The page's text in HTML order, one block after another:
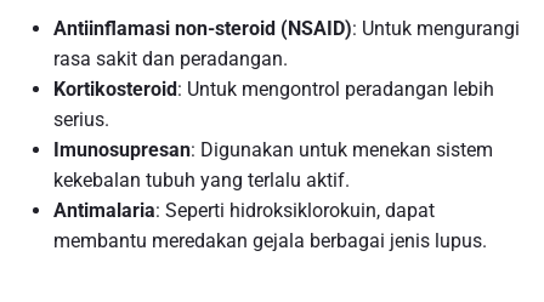
Antiinflamasi non-steroid (NSAID): Untuk mengurangi
rasa sakit dan peradangan.
Kortikosteroid : Untuk mengontrol peradangan lebih
serius.
Imunosupresan: Digunakan untuk menekan sistem
kekebalan tubuh yang terlalu aktif.
Antimalaria: Seperti hidroksiklorokuin, dapat
membantu meredakan gejala berbagai jenis lupus.